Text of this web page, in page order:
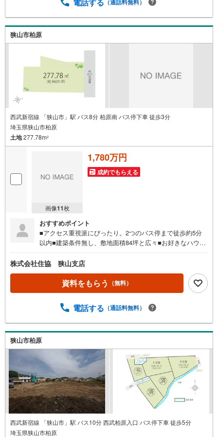
（通話料無料）
狭山市柏原
西武新宿線 「狭山市」駅 バス8分 柏原南 バス停下車 徒歩3分
埼玉県狭山市柏原
土地277.78m2
画像11枚
1,780万円
成約でもらえる
おすすめポイント
■アクセス重視派にぴったり。2つのバス停まで徒歩約5分
以内■建築条件無し、敷地面積84坪と広々■お好きなハウス
層エリア
株式会社住協 狭山支店
資料をもらう （無料）
電話する （通話料無料）
狭山市柏原
西武新宿線 「狭山市」駅 バス10分 西武柏原入口 バス停下車 徒歩5分
埼玉県狭山市柏原